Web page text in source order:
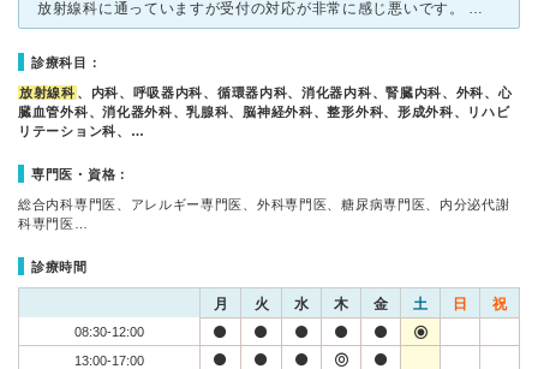
放射線科に通っていますが受付の対応が非常に感じ悪いです。 お願いしますと診察表を出すと、目も合わさず無言で受け取られます。治療が終わり、ありがとうございましたと言っても返事しません。お大事にくらい言
診療科目：
放射線科 、内科、呼吸器内科、循環器内科、消化器内科、腎臓内科、外科、心
臓血管外科、消化器外科、乳腺科、脳神経外科、整形外科、形成外科、リハビ
リテーション科、…
専門医・資格：
総合内科専門医、アレルギー専門医、外科専門医、糖尿病専門医、内分泌代謝
科専門医…
診療時間
月 火 水 木 金 土 日 祝
08:30-12:00
13:00-17:00